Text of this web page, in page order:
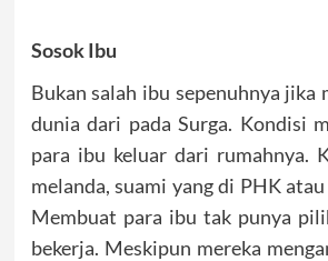
Sosok Ibu
Bukan salah ibu sepenuhnya
dunia dari pada Surga. Kondisi
para ibu keluar dari rumahnya.
melanda, suami yang di PHK
Membuat para ibu tak punya
bekerja. Meskipun mereka